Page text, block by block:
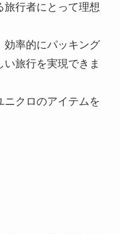
旅行者にとって理想
効率的にパッキング
旅行を実現できま
ニクロのアイテムを